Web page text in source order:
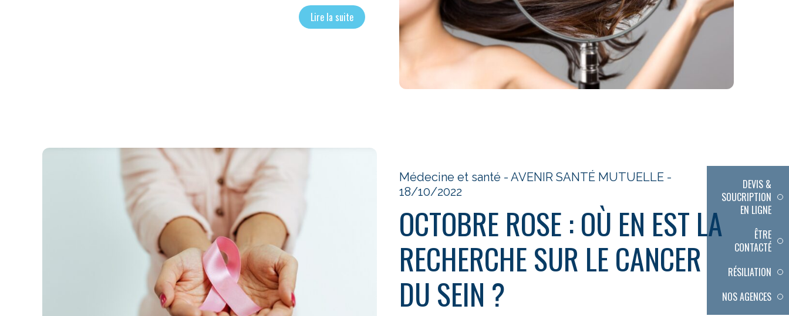
DEVIS &
SOUCRIPTION
EN LIGNE
ÊTRE
CONTACTÉ
RÉSILIATION
NOS AGENCES
Lire la suite
Médecine et santé - AVENIR SANTÉ MUTUELLE -
18/10/2022
OCTOBRE ROSE : OÙ EN EST LA
RECHERCHE SUR LE CANCER
DU SEIN ?